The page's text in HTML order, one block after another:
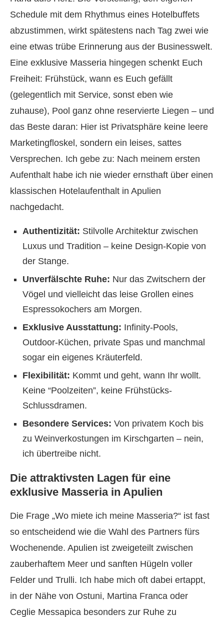
Schedule mit dem Rhythmus eines Hotelbuffets
abzustimmen, wirkt spätestens nach Tag zwei wie
eine etwas trübe Erinnerung aus der Businesswelt.
Eine exklusive Masseria hingegen schenkt Euch
Freiheit: Frühstück, wann es Euch gefällt
(gelegentlich mit Service, sonst eben wie
zuhause), Pool ganz ohne reservierte Liegen – und
das Beste daran: Hier ist Privatsphäre keine leere
Marketingfloskel, sondern ein leises, sattes
Versprechen. Ich gebe zu: Nach meinem ersten
Aufenthalt habe ich nie wieder ernsthaft über einen
klassischen Hotelaufenthalt in Apulien
nachgedacht.
Authentizität: Stilvolle Architektur zwischen
Luxus und Tradition – keine Design-Kopie von
der Stange.
Unverfälschte Ruhe: Nur das Zwitschern der
Vögel und vielleicht das leise Grollen eines
Espressokochers am Morgen.
Exklusive Ausstattung: Infinity-Pools,
Outdoor-Küchen, private Spas und manchmal
sogar ein eigenes Kräuterfeld.
Flexibilität: Kommt und geht, wann Ihr wollt.
Keine “Poolzeiten”, keine Frühstücks-
Schlussdramen.
Besondere Services: Von privatem Koch bis
zu Weinverkostungen im Kirschgarten – nein,
ich übertreibe nicht.
Die attraktivsten Lagen für eine
exklusive Masseria in Apulien
Die Frage „Wo miete ich meine Masseria?“ ist fast
so entscheidend wie die Wahl des Partners fürs
Wochenende. Apulien ist zweigeteilt zwischen
zauberhaftem Meer und sanften Hügeln voller
Felder und Trulli. Ich habe mich oft dabei ertappt,
in der Nähe von Ostuni, Martina Franca oder
Ceglie Messapica besonders zur Ruhe zu